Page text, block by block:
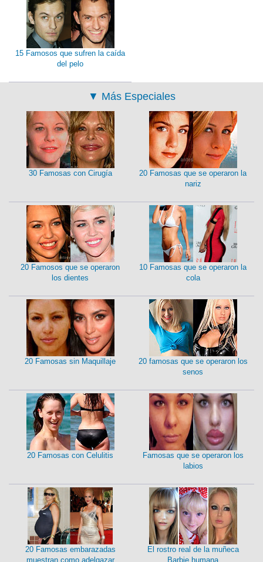
15 Famosos que sufren la caída
del pelo
▼ Más Especiales
30 Famosas con Cirugía
20 Famosas que se operaron la
nariz
20 Famosos que se operaron
los dientes
10 Famosas que se operaron la
cola
20 Famosas sin Maquillaje
20 famosas que se operaron los
senos
20 Famosas con Celulitis
Famosas que se operaron los
labios
20 Famosas embarazadas
muestran como adelgazar
El rostro real de la muñeca
Barbie humana